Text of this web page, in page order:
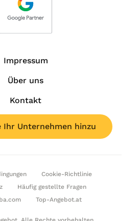
Impressum
Über uns
Kontakt
Ihr Unternehmen hinzu
Cookie-Richtlinie
Häufig gestellte Fragen
Top-Angebot.at